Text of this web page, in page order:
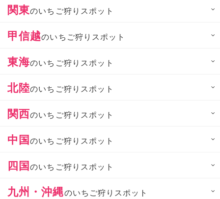
関東のいちご狩りスポット
甲信越のいちご狩りスポット
東海のいちご狩りスポット
北陸のいちご狩りスポット
関西のいちご狩りスポット
中国のいちご狩りスポット
四国のいちご狩りスポット
九州・沖縄のいちご狩りスポット